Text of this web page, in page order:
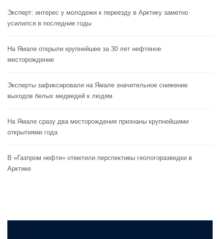
Эксперт: интерес у молодежи к переезду в Арктику заметно
усилился в последние годы
На Ямале открыли крупнейшее за 30 лет нефтяное
месторождение
Эксперты зафиксировали на Ямале значительное снижение
выходов белых медведей к людям
На Ямале сразу два месторождения признаны крупнейшими
открытиями года
В «Газпром нефти» отметили перспективы геологоразведки в
Арктике